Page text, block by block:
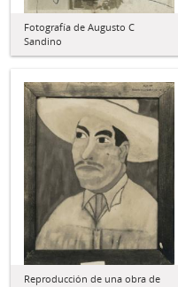
Fotografía de Augusto C
Sandino
Reproducción de una obra de